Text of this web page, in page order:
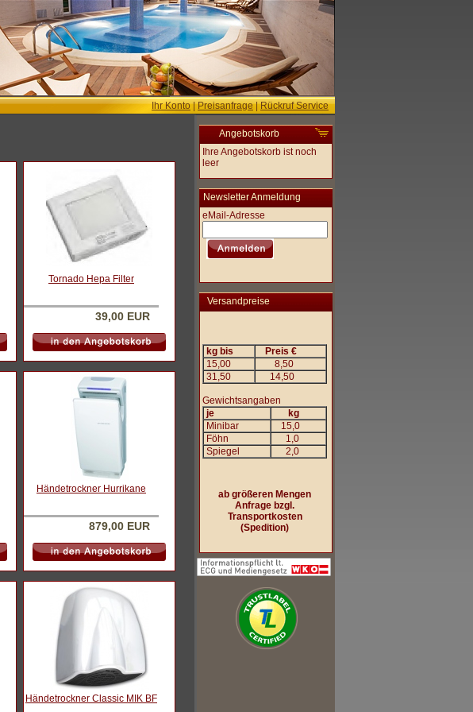
Ihr Konto|Preisanfrage|Rückruf Service
Tornado Hepa Filter
39,00 EUR
Händetrockner Hurrikane
879,00 EUR
Händetrockner Classic MIK BF
Angebotskorb
Ihre Angebotskorb ist noch
leer
Newsletter Anmeldung
eMail-Adresse
Versandpreise
kg bis
Preis €
15,00
8,50
31,50
14,50
Gewichtsangaben
je
kg
Minibar
15,0
Föhn
1,0
Spiegel
2,0
ab größeren Mengen
Anfrage bzgl.
Transportkosten
(Spedition)